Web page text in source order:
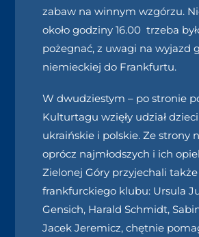
zabaw na winnym wzgórzu.
około godziny 16.00 trzeba
pożegnać, z uwagi na wyjazd
niemieckiej do Frankfurtu.
W dwudziestym – po stronie
Kulturtagu wzięły udział
ukraińskie i polskie. Ze strony
oprócz najmłodszych i ich
Zielonej Góry przyjechali
frankfurckiego klubu: Ursula
Gensich, Harald Schmidt,
Jacek Jeremicz, chętnie